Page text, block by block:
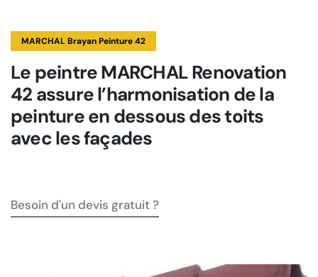
MARCHAL Brayan Peinture 42
Le peintre MARCHAL Renovation
42 assure l’harmonisation de la
peinture en dessous des toits
avec les façades
Besoin d'un devis gratuit ?